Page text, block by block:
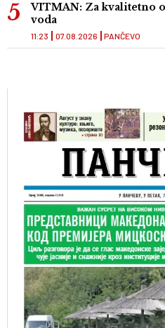
VITMAN: Za kvalitetno
voda
PANČEVO
11:23 07.08.2026